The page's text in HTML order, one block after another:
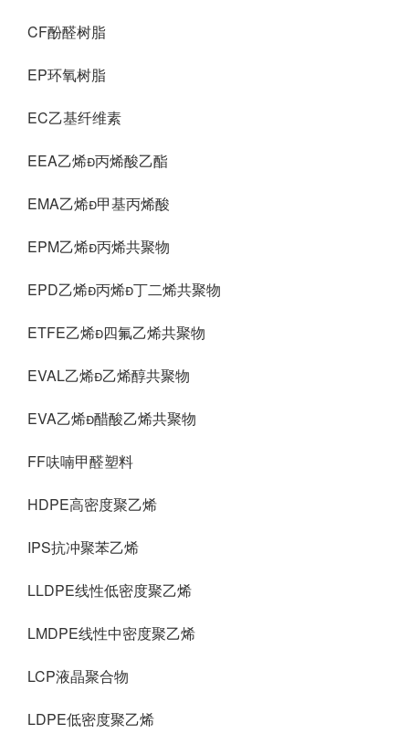
CF酚醛树脂
EP环氧树脂
EC乙基纤维素
EEA乙烯丙烯酸乙酯
EMA乙烯甲基丙烯酸
EPM乙烯丙烯共聚物
EPD乙烯丙烯丁二烯共聚物
ETFE乙烯四氟乙烯共聚物
EVAL乙烯乙烯醇共聚物
EVA乙烯醋酸乙烯共聚物
FF呋喃甲醛塑料
HDPE高密度聚乙烯
IPS抗冲聚苯乙烯
LLDPE线性低密度聚乙烯
LMDPE线性中密度聚乙烯
LCP液晶聚合物
LDPE低密度聚乙烯